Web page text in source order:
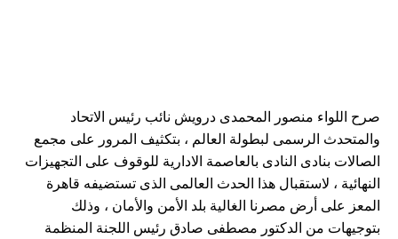
صرح اللواء منصور المحمدى درويش نائب رئيس الاتحاد
والمتحدث الرسمى لبطولة العالم ، بتكثيف المرور على مجمع
الصالات بنادى النادى بالعاصمة الادارية للوقوف على التجهيزات
النهائية ، لاستقبال هذا الحدث العالمى الذى تستضيفه قاهرة
المعز على أرض مصرنا الغالية بلد الأمن والأمان ، وذلك
بتوجيهات من الدكتور مصطفى صادق رئيس اللجنة المنظمة